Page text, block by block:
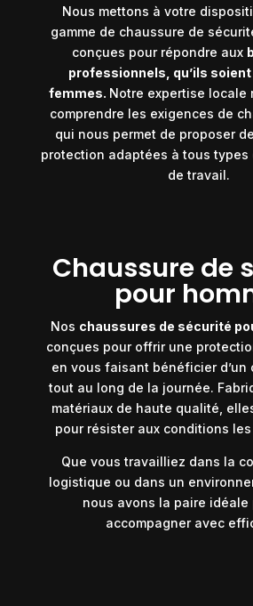
Nous mettons à votre
gamme de chaussure de
conçues pour répondre aux
professionnels, qu’ils
femmes. Notre expertise locale
comprendre les exigences de
qui nous permet de proposer
protection adaptées à tous types
de travail.
Chaussure de
pour
Nos chaussures de sécurité
conçues pour offrir une
en vous faisant bénéficier d’un
tout au long de la journée.
matériaux de haute qualité,
pour résister aux conditions
Que vous travailliez dans la
logistique ou dans un
nous avons la paire idéale
accompagner avec